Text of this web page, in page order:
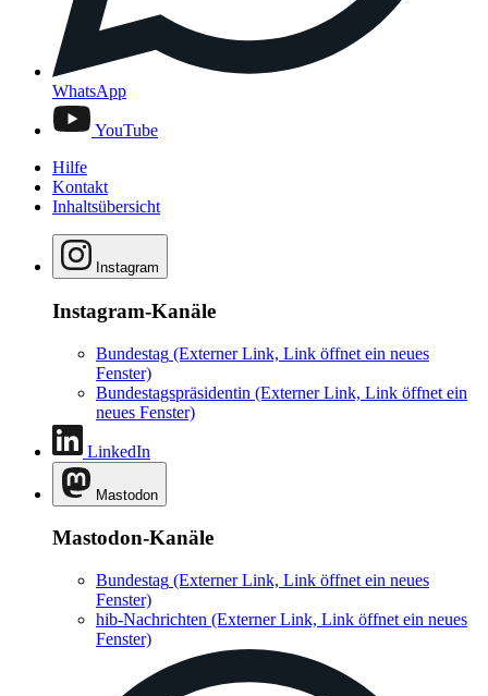
WhatsApp
YouTube
Hilfe
Kontakt
Inhaltsübersicht
Instagram
Instagram-Kanäle
Bundestag (Externer Link, Link öffnet ein neues
Fenster)
Bundestagspräsidentin (Externer Link, Link öffnet ein
neues Fenster)
LinkedIn
Mastodon
Mastodon-Kanäle
Bundestag (Externer Link, Link öffnet ein neues
Fenster)
hib-Nachrichten (Externer Link, Link öffnet ein neues
Fenster)